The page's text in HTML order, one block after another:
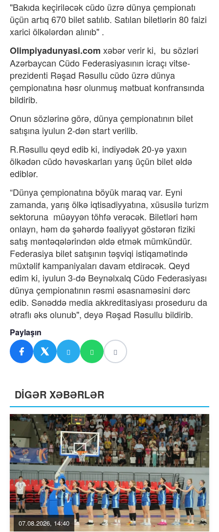
"Bakıda keçiriləcək cüdo üzrə dünya çempionatı
üçün artıq 670 bilet satılıb. Satılan biletlərin 80 faizi
xarici ölkələrdən alınıb" .
Olimpiyadunyasi.com xəbər verir ki, bu sözləri
Azərbaycan Cüdo Federasiyasının icraçı vitse-
prezidenti Rəşad Rəsullu cüdo üzrə dünya
çempionatına həsr olunmuş mətbuat konfransında
bildirib.
Onun sözlərinə görə, dünya çempionatının bilet
satışına iyulun 2-dən start verilib.
R.Rəsullu qeyd edib ki, indiyədək 20-yə yaxın
ölkədən cüdo həvəskarları yarış üçün bilet əldə
ediblər.
“Dünya çempionatına böyük maraq var. Eyni
zamanda, yarış ölkə iqtisadiyyatına, xüsusilə turizm
sektoruna müəyyən töhfə verəcək. Biletləri həm
onlayn, həm də şəhərdə fəaliyyət göstərən fiziki
satış məntəqələrindən əldə etmək mümkündür.
Federasiya bilet satışının təşviqi istiqamətində
müxtəlif kampaniyaları davam etdirəcək. Qeyd
edim ki, iyulun 3-də Beynəlxalq Cüdo Federasiyası
dünya çempionatının rəsmi əsasnaməsini dərc
edib. Sənəddə media akkreditasiyası proseduru da
ətraflı əks olunub", deyə Rəşad Rəsullu bildirib.
Paylaşın
DİGƏR XƏBƏRLƏR
07.08.2026, 14:40